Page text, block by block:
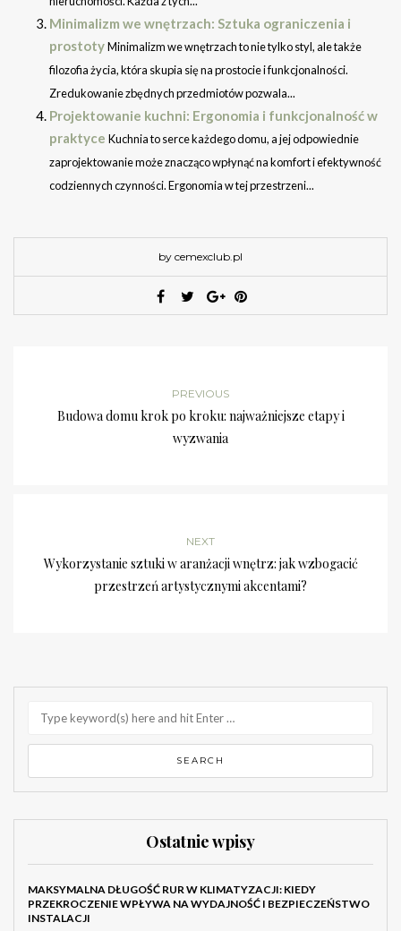
Minimalizm we wnętrzach: Sztuka ograniczenia i
prostotyMinimalizm we wnętrzach to nie tylko styl, ale także
filozofia życia, która skupia się na prostocie i funkcjonalności.
Zredukowanie zbędnych przedmiotów pozwala...
Projektowanie kuchni: Ergonomia i funkcjonalność w
praktyce Kuchnia to serce każdego domu, a jej odpowiednie
zaprojektowanie może znacząco wpłynąć na komfort i efektywność
codziennych czynności. Ergonomia w tej przestrzeni...
by cemexclub.pl
PREVIOUS
Budowa domu krok po kroku: najważniejsze etapy i
wyzwania
NEXT
Wykorzystanie sztuki w aranżacji wnętrz: jak wzbogacić
przestrzeń artystycznymi akcentami?
Ostatnie wpisy
MAKSYMALNA DŁUGOŚĆ RUR W KLIMATYZACJI: KIEDY
PRZEKROCZENIE WPŁYWA NA WYDAJNOŚĆ I BEZPIECZEŃSTWO
INSTALACJI